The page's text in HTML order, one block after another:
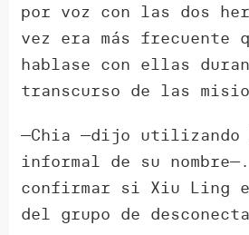
por voz con las dos
vez era más frecuente
hablase con ellas
transcurso de las
—Chia —dijo utilizando
informal de su nombre—.
confirmar si Xiu Ling
del grupo de